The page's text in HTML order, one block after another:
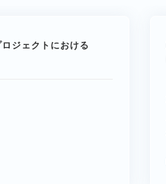
ジェクトにおける